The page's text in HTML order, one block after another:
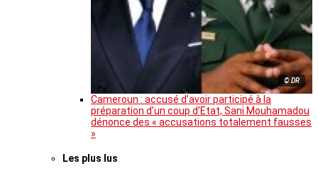
© DR
Cameroun : accusé d’avoir participé à la
préparation d’un coup d’Etat, Sani Mouhamadou
dénonce des « accusations totalement fausses
»
Les plus lus